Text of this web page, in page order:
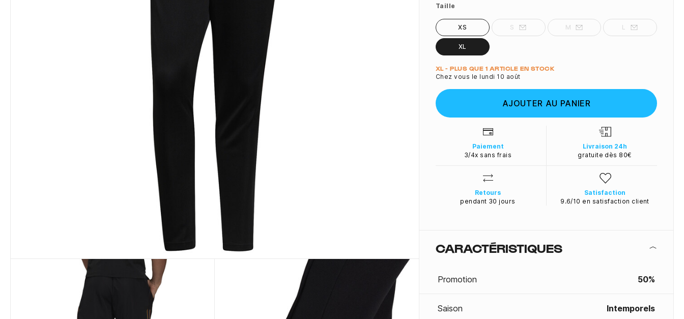
Taille
XS S M L
XL
Quantité
XL - PLUS QUE 1 ARTICLE EN STOCK
Chez vous le lundi 10 août
AJOUTER AU PANIER
Paiement
3/4x sans frais
Livraison 24h
gratuite dès 80€
Retours
pendant 30 jours
Satisfaction
9.6/10 en satisfaction client
CARACTÉRISTIQUES
Promotion 50%
Saison Intemporels